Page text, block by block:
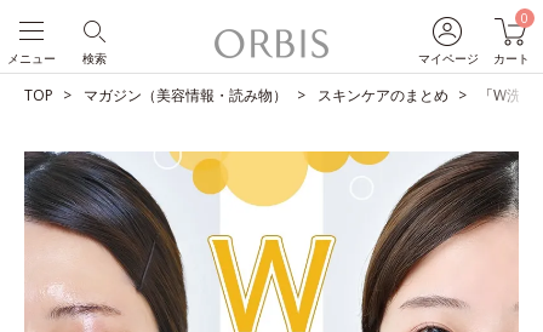
マイページ
0
カート
検索
メニュー
TOP マガジン（美容情報・読み物） スキンケアのまとめ 「W洗